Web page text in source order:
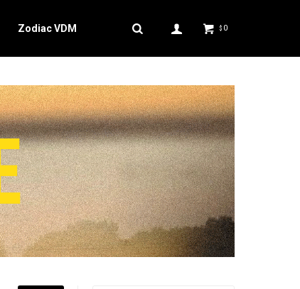
Zodiac VDM $ 0